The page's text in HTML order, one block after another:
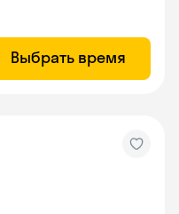
Выбрать время